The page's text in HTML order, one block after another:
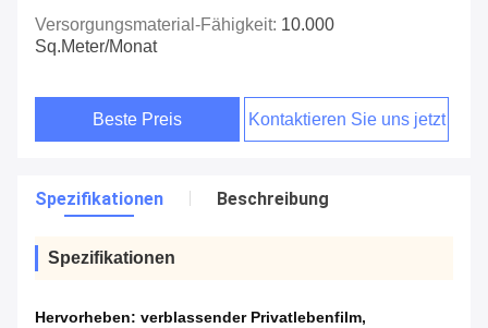
Versorgungsmaterial-Fähigkeit: 10.000
Sq.meter/Monat
Beste Preis Kontaktieren Sie uns jetzt
Spezifikationen Beschreibung
Spezifikationen
Hervorheben: verblassender Privatlebenfilm,